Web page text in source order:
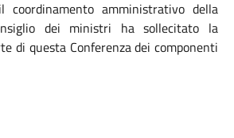
coordinamento amministrativo della
dei ministri ha sollecitato la
di questa Conferenza dei componenti